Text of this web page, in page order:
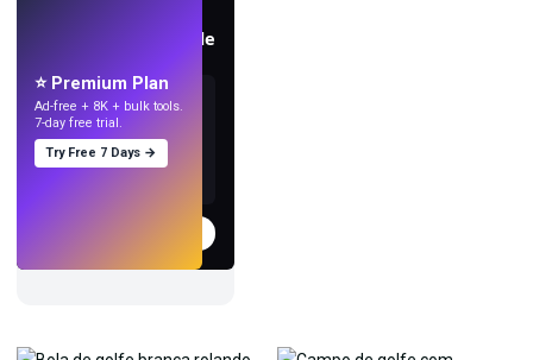
Crie papéis de parede
Experimentar
⭐ Premium Plan
Ad-free + 8K + bulk tools.
7-day free trial.
Try Free 7 Days →